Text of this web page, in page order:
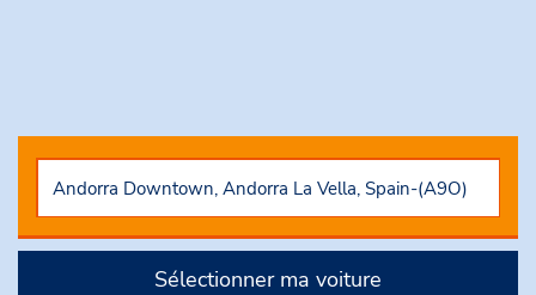
Sélectionner ma voiture